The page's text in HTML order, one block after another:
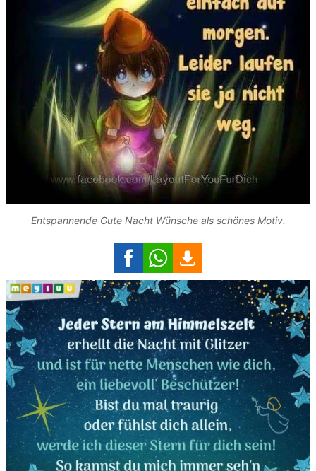
Entspannende Gute Nacht Wünsche als schönes Motiv.